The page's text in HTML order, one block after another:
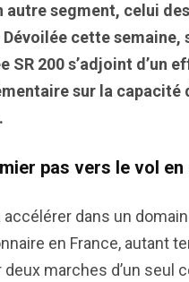
autre segment, celui
cette semaine,
SR 200 s’adjoint d’un
sur la capacité
pas vers le vol en
accélérer dans un
en France, autant
marches d’un seul